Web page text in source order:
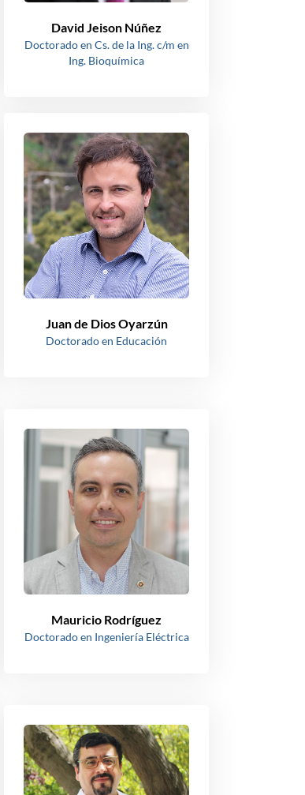
David Jeison Núñez
Doctorado en Cs. de la Ing. c/m en
Ing. Bioquímica
Juan de Dios Oyarzún
Doctorado en Educación
Mauricio Rodríguez
Doctorado en Ingeniería Eléctrica